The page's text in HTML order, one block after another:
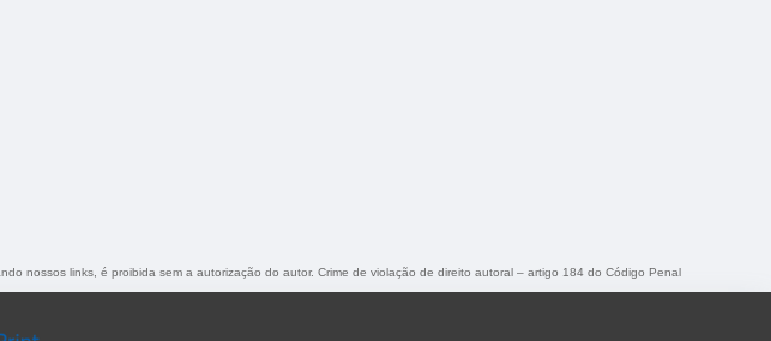
nossos links, é proibida sem a autorização do autor. Crime de violação de direito autoral – artigo 184 do Código Penal